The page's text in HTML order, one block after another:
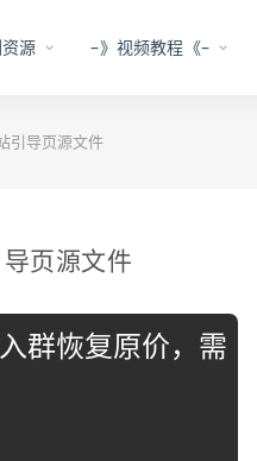
源 –》视频教程《–
引导页源文件
页源文件
群恢复原价，需